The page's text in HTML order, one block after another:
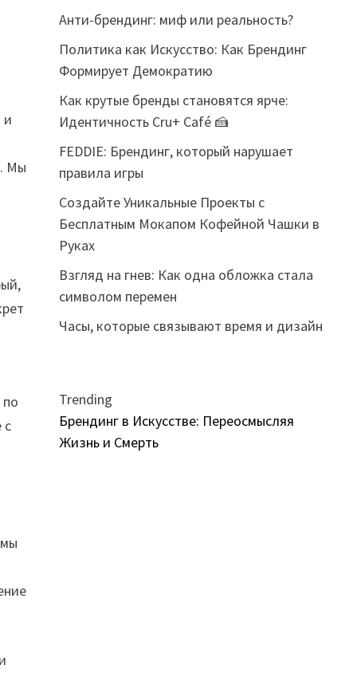
и
Мы
с
Анти-брендинг: миф или реальность?
Политика как Искусство: Как Брендинг
Формирует Демократию
Как крутые бренды становятся ярче:
Идентичность Cru+ Café 🍰
FEDDIE: Брендинг, который нарушает
правила игры
Создайте Уникальные Проекты с
Бесплатным Мокапом Кофейной Чашки в
Руках
Взгляд на гнев: Как одна обложка стала
символом перемен
Часы, которые связывают время и дизайн
Trending
Брендинг в Искусстве: Переосмысляя
Жизнь и Смерть